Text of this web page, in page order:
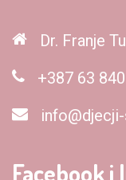
Dr. Franje
+387 63
Facebook i